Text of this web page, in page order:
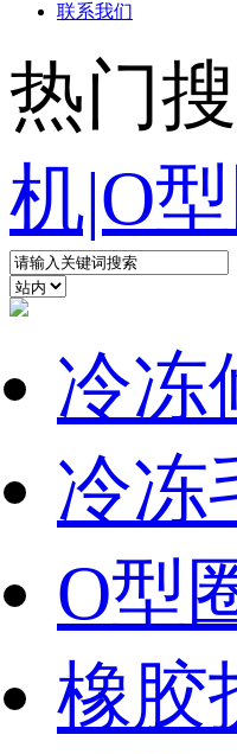
联系我们
热门搜
机|O
冷冻
冷冻
O型
橡胶